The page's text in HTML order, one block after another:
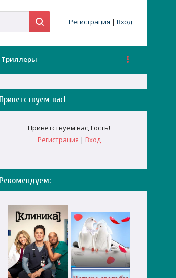
Регистрация | Вход
Триллеры
Приветствуем вас!
Приветствуем вас,Гость!
Регистрация | Вход
Рекомендуем: